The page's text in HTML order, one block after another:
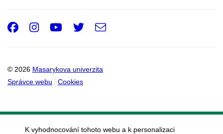
© 2026 Masarykova univerzita
Správce webu
Cookies
Facebook
Instagram
Youtube
Twitter
e-
K vyhodnocování tohoto webu a k personalizaci